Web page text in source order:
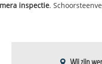
inspectie.